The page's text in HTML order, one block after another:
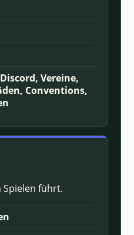
Vereine,
Conventions,
Spielen führt.